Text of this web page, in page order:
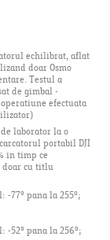
echilibrat, aflat
doar Osmo
Testul a
de gimbal -
efectuata
laborator la o
portabil DJI
in timp ce
cu titlu
77° pana la 255°;
52° pana la 256°;